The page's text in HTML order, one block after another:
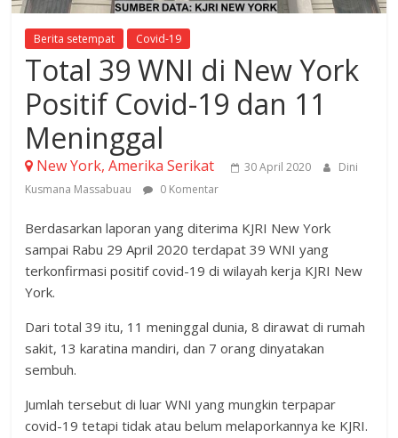
Berita setempat Covid-19
Total 39 WNI di New York
Positif Covid-19 dan 11
Meninggal
New York, Amerika Serikat 30 April 2020
Dini
Kusmana Massabuau
0 Komentar
Berdasarkan laporan yang diterima KJRI New York
sampai Rabu 29 April 2020 terdapat 39 WNI yang
terkonfirmasi positif covid-19 di wilayah kerja KJRI New
York.
Dari total 39 itu, 11 meninggal dunia, 8 dirawat di rumah
sakit, 13 karatina mandiri, dan 7 orang dinyatakan
sembuh.
Jumlah tersebut di luar WNI yang mungkin terpapar
covid-19 tetapi tidak atau belum melaporkannya ke KJRI.